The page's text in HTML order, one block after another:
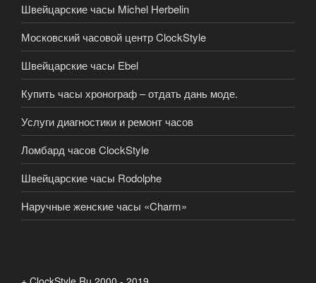
Швейцарские часы Michel Herbelin
Московский часовой центр ClockStyle
Швейцарские часы Ebel
Купить часы хронограф – отдать дань моде.
Услуги диагностики и ремонт часов
Ломбард часов ClockStyle
Швейцарские часы Rodolphe
Наручные женские часы «Charm»